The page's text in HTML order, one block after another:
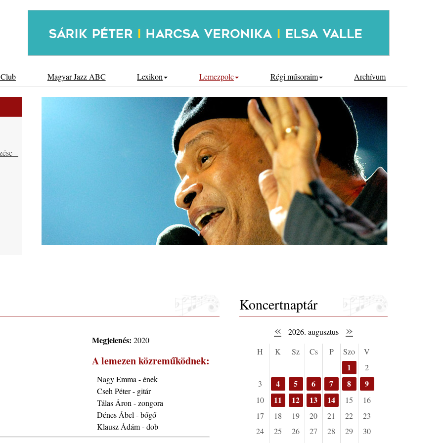
Magyar Jazz ABC Lexikon Lemezpolc Régi műsoraim Archívum
–
Megjelenés: 2020
A lemezen közreműködnek:
Nagy Emma - ének
Cseh Péter - gitár
Tálas Áron - zongora
Dénes Ábel - bőgő
Klausz Ádám - dob
Koncertnaptár
« 2026. augusztus »
H K Sz Cs P Szo V
1
2
3
4 5 6 7 8 9
10 11 12 13 14 15
16
17
18 19 20 21 22
23
24
25 26 27 28 29
30